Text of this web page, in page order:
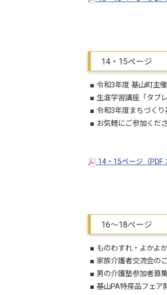
14・15ページ
■ 令和3年度 基山町主
■ 生涯学習講座「タブ
■ 令和3年度まちづく
■ お気軽にご参加くだ
14・15ページ（PDF
16～18ぺージ
■ ものわすれ・よかよ
■ 家族介護者交流会の
■ 男の介護塾参加者募
■ 基山PA特産品フェア